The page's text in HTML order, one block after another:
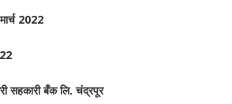
2022
सहकारी बँक लि. चंद्रपूर